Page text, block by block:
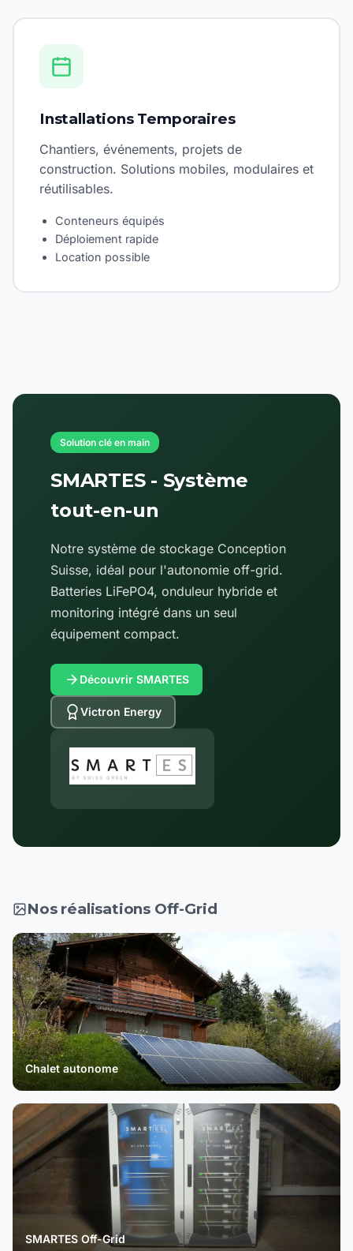
Installations Temporaires
Chantiers, événements, projets de
construction. Solutions mobiles, modulaires et
réutilisables.
Conteneurs équipés
Déploiement rapide
Location possible
Solution clé en main
SMARTES - Système
tout-en-un
Notre système de stockage Conception
Suisse, idéal pour l'autonomie off-grid.
Batteries LiFePO4, onduleur hybride et
monitoring intégré dans un seul
équipement compact.
Découvrir SMARTES
Victron Energy
Nos réalisations Off-Grid
Chalet autonome
SMARTES Off-Grid